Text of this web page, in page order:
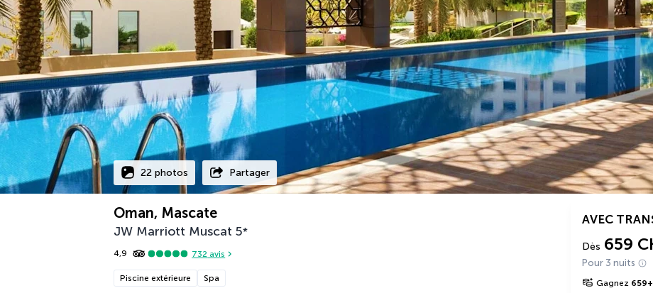
22 photos Partager
Oman, Mascate
JW Marriott Muscat 5*
4,9 732 avis
Piscine extérieure Spa
AVEC
Dès 659
Pour 3 nuits
Gagnez 659+